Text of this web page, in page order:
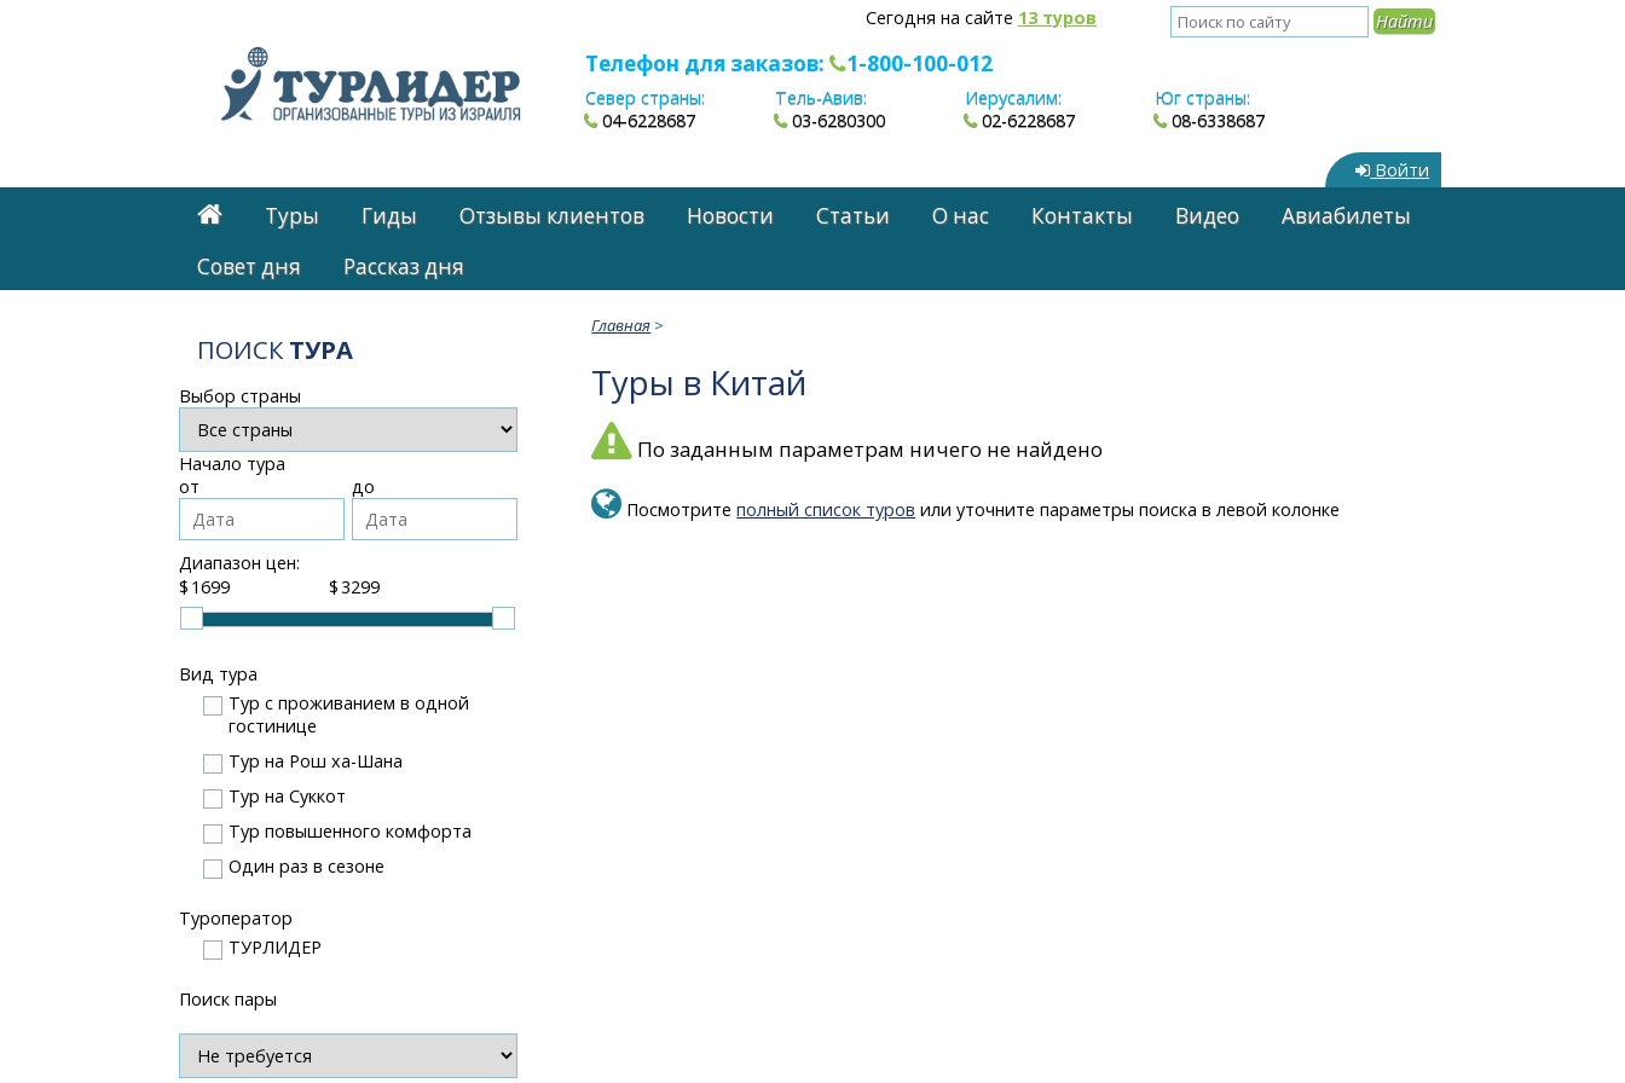
Сегодня на сайте 13 туров
Телефон для заказов: 1-800-100-012
Север страны:
04-6228687
Тель-Авив:
03-6280300
Иерусалим:
02-6228687
Юг страны:
08-6338687
Войти
Туры Гиды Отзывы клиентов Новости Статьи О нас Контакты Видео
Авиабилеты
Cовет дня
Рассказ дня
Главная >
Туры в Китай
По заданным параметрам ничего не найдено
Посмотритеполный список туров или уточните параметры поиска в левой колонке
ПОИСК ТУРА
Выбор страны
Начало тура
от
до
Диапазон цен:
$
$
Вид тура
Тур с проживанием в одной
гостинице
Тур на Рош ха-Шана
Тур на Суккот
Тур повышенного комфорта
Один раз в сезоне
Туроператор
ТУРЛИДЕР
Поиск пары